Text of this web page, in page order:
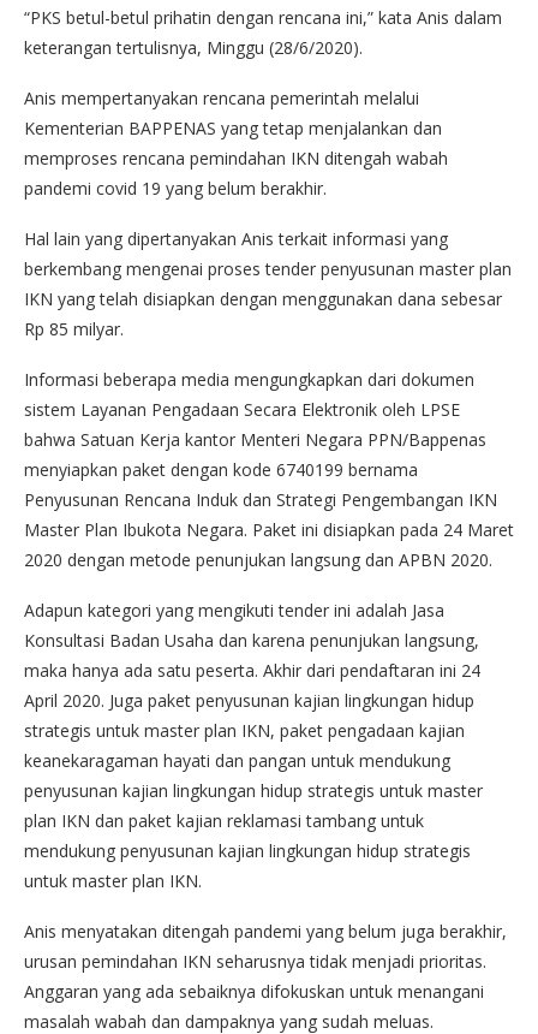
“PKS betul-betul prihatin dengan rencana ini,” kata Anis dalam
keterangan tertulisnya, Minggu (28/6/2020).
Anis mempertanyakan rencana pemerintah melalui
Kementerian BAPPENAS yang tetap menjalankan dan
memproses rencana pemindahan IKN ditengah wabah
pandemi covid 19 yang belum berakhir.
Hal lain yang dipertanyakan Anis terkait informasi yang
berkembang mengenai proses tender penyusunan master plan
IKN yang telah disiapkan dengan menggunakan dana sebesar
Rp 85 milyar.
Informasi beberapa media mengungkapkan dari dokumen
sistem Layanan Pengadaan Secara Elektronik oleh LPSE
bahwa Satuan Kerja kantor Menteri Negara PPN/Bappenas
menyiapkan paket dengan kode 6740199 bernama
Penyusunan Rencana Induk dan Strategi Pengembangan IKN
Master Plan Ibukota Negara. Paket ini disiapkan pada 24 Maret
2020 dengan metode penunjukan langsung dan APBN 2020.
Adapun kategori yang mengikuti tender ini adalah Jasa
Konsultasi Badan Usaha dan karena penunjukan langsung,
maka hanya ada satu peserta. Akhir dari pendaftaran ini 24
April 2020. Juga paket penyusunan kajian lingkungan hidup
strategis untuk master plan IKN, paket pengadaan kajian
keanekaragaman hayati dan pangan untuk mendukung
penyusunan kajian lingkungan hidup strategis untuk master
plan IKN dan paket kajian reklamasi tambang untuk
mendukung penyusunan kajian lingkungan hidup strategis
untuk master plan IKN.
Anis menyatakan ditengah pandemi yang belum juga berakhir,
urusan pemindahan IKN seharusnya tidak menjadi prioritas.
Anggaran yang ada sebaiknya difokuskan untuk menangani
masalah wabah dan dampaknya yang sudah meluas.